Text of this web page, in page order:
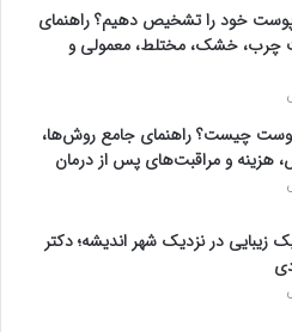
خود را تشخیص دهیم؟ راهنمای
چرب، خشک، مختلط، معمولی و
چیست؟ راهنمای جامع روش‌ها،
هزینه و مراقبت‌های پس از درمان
زیبایی در نزدیک شهر اندیشه؛ دکتر